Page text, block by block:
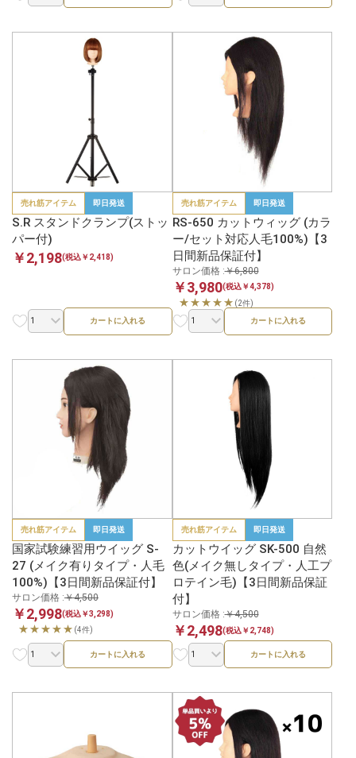
売れ筋アイテム 即日発送
S.R スタンドクランプ(ストッ
パー付)
￥2,198(税込￥2,418)
カートに入れる
売れ筋アイテム 即日発送
RS-650 カットウィッグ (カラ
ー/セット対応人毛100%)【3
日間新品保証付】
サロン価格 :￥6,800
￥3,980(税込￥4,378)
★★★★★ (2件)
カートに入れる
売れ筋アイテム 即日発送
国家試験練習用ウイッグ S-
27 (メイク有りタイプ・人毛
100%)【3日間新品保証付】
サロン価格 :￥4,500
￥2,998(税込￥3,298)
★★★★★ (4件)
カートに入れる
売れ筋アイテム 即日発送
カットウイッグ SK-500 自然
色(メイク無しタイプ・人工プ
ロテイン毛)【3日間新品保証
付】
サロン価格 :￥4,500
￥2,498(税込￥2,748)
カートに入れる